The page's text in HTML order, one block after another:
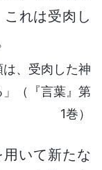
れは受肉し
は、受肉した神
（『言葉』第
1巻）
いて新たな